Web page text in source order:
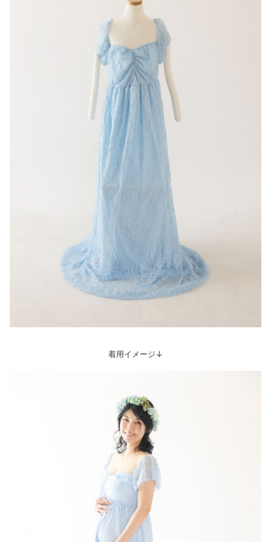
着用イメージ↓